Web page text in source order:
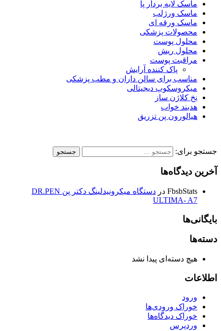
ماسک لایه بردار پا
ماسک ورژلب
ماسک ورقه ای
محصولات پزشکی
محلول پوست
محلول ریش
مراقبت پوست
پاک کننده آرایش
مناسب برای سالن داران و مطب پزشکی
میکروسکوپ دیجیتالی
نخ کلاژن ساز
هدبند خواب
هیالورون پن تزریق
جستجو برای:
آخرین دیدگاه‌ها
FbsbStats در
دستگاه میکرونیدلینگ دکتر پن DR.PEN
ULTIMA- A7
بایگانی‌ها
دسته‌ها
هیچ دسته‌ای پیدا نشد
اطلاعات
ورود
خوراک ورودی‌ها
خوراک دیدگاه‌ها
وردپرس